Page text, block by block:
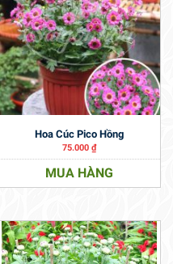
Hoa Cúc Pico Hồng
75.000₫
MUA HÀNG